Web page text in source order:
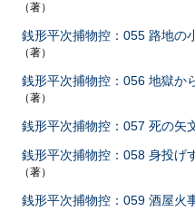
（著）
銭形平次捕物控：055 路地の
（著）
銭形平次捕物控：056 地獄か
（著）
銭形平次捕物控：057 死の矢
銭形平次捕物控：058 身投げ
（著）
銭形平次捕物控：059 酒屋火